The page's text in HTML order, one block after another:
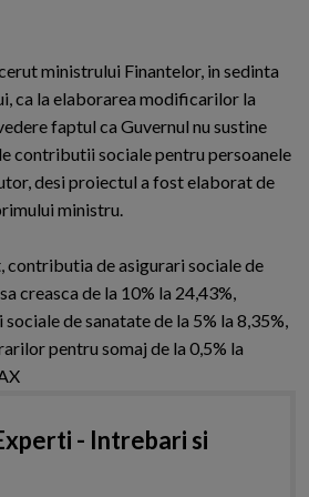
ministrului Finantelor, in sedinta
ca la elaborarea modificarilor la
faptul ca Guvernul nu sustine
contributii sociale pentru persoanele
desi proiectul a fost elaborat de
ministru.
de asigurari sociale de
creasca de la 10% la 24,43%,
de sanatate de la 5% la 8,35%,
pentru somaj de la 0,5% la
- Intrebari si